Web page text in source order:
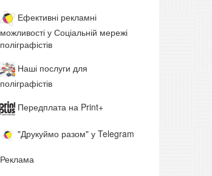
Ефективні рекламні
можливості у Соціальній мережі
поліграфістів
Наші послуги для
поліграфістів
Передплата на Print+
"Друкуймо разом" у Telegram
Реклама